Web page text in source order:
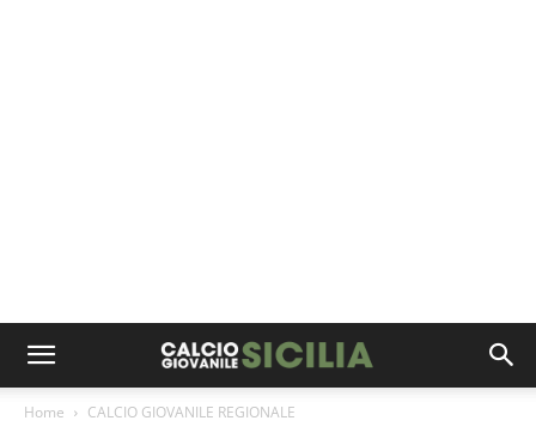
Home CALCIO GIOVANILE REGIONALE